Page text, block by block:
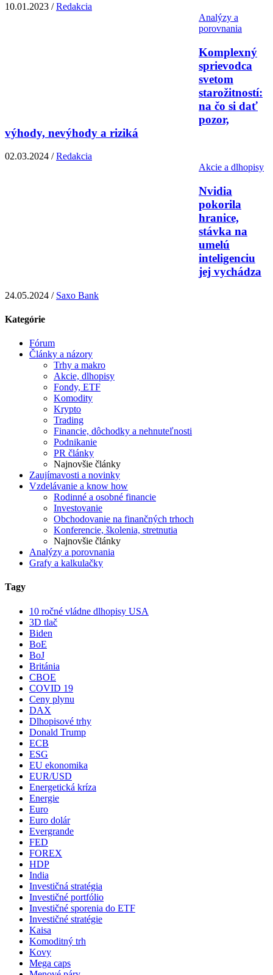
10.01.2023 /Redakcia
Analýzy a
porovnania
Komplexný
sprievodca
svetom
starožitností:
na čo si dať
pozor,
výhody, nevýhody a riziká
02.03.2024 /Redakcia
Akcie a dlhopisy
Nvidia
pokorila
hranice,
stávka na
umelú
inteligenciu
jej vychádza
24.05.2024 / Saxo Bank
Kategórie
Fórum
Články a názory
Trhy a makro
Akcie, dlhopisy
Fondy, ETF
Komodity
Krypto
Trading
Financie, dôchodky a nehnuteľnosti
Podnikanie
PR články
Najnovšie články
Zaujímavosti a novinky
Vzdelávanie a know how
Rodinné a osobné financie
Investovanie
Obchodovanie na finančných trhoch
Konferencie, školenia, stretnutia
Najnovšie články
Analýzy a porovnania
Grafy a kalkulačky
Tagy
10 ročné vládne dlhopisy USA
3D tlač
Biden
BoE
BoJ
Británia
CBOE
COVID 19
Ceny plynu
DAX
Dlhopisové trhy
Donald Trump
ECB
ESG
EU ekonomika
EUR/USD
Energetická kríza
Energie
Euro
Euro dolár
Evergrande
FED
FOREX
HDP
India
Investičná stratégia
Investičné portfólio
Investičné sporenia do ETF
Investičné stratégie
Kaisa
Komoditný trh
Kovy
Mega caps